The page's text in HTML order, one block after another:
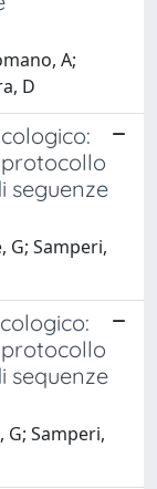
A;
D
seguenze
G; Samperi,
sequenze
G; Samperi,